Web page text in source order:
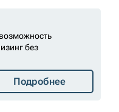
без
Подробнее